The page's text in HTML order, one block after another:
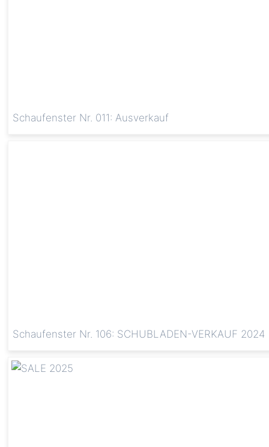
Schaufenster Nr. 011: Ausverkauf
Schaufenster Nr. 106: SCHUBLADEN-VERKAUF 2024